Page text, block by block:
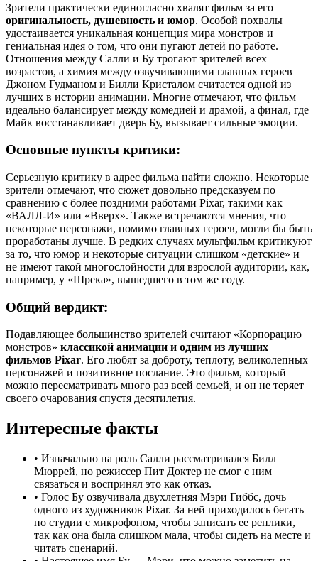
Зрители практически единогласно хвалят фильм за его
оригинальность, душевность и юмор. Особой похвалы
удостаивается уникальная концепция мира монстров и
гениальная идея о том, что они пугают детей по работе.
Отношения между Салли и Бу трогают зрителей всех
возрастов, а химия между озвучивающими главных героев
Джоном Гудманом и Билли Кристалом считается одной из
лучших в истории анимации. Многие отмечают, что фильм
идеально балансирует между комедией и драмой, а финал, где
Майк восстанавливает дверь Бу, вызывает сильные эмоции.
Основные пункты критики:
Серьезную критику в адрес фильма найти сложно. Некоторые
зрители отмечают, что сюжет довольно предсказуем по
сравнению с более поздними работами Pixar, такими как
«ВАЛЛ-И» или «Вверх». Также встречаются мнения, что
некоторые персонажи, помимо главных героев, могли бы быть
проработаны лучше. В редких случаях мультфильм критикуют
за то, что юмор и некоторые ситуации слишком «детские» и
не имеют такой многослойности для взрослой аудитории, как,
например, у «Шрека», вышедшего в том же году.
Общий вердикт:
Подавляющее большинство зрителей считают «Корпорацию
монстров» классикой анимации и одним из лучших
фильмов Pixar. Его любят за доброту, теплоту, великолепных
персонажей и позитивное послание. Это фильм, который
можно пересматривать много раз всей семьей, и он не теряет
своего очарования спустя десятилетия.
Интересные факты
• Изначально на роль Салли рассматривался Билл
Мюррей, но режиссер Пит Доктер не смог с ним
связаться и воспринял это как отказ.
• Голос Бу озвучивала двухлетняя Мэри Гиббс, дочь
одного из художников Pixar. За ней приходилось бегать
по студии с микрофоном, чтобы записать ее реплики,
так как она была слишком мала, чтобы сидеть на месте и
читать сценарий.